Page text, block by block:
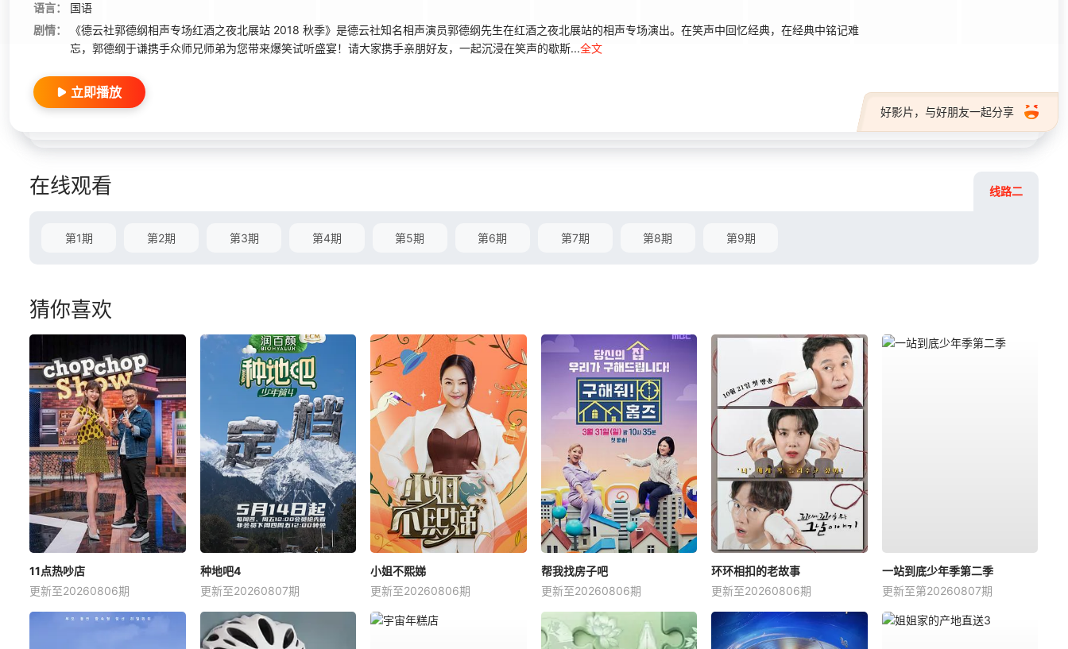
语言：
国语
剧情：
《德云社郭德纲相声专场红酒之夜北展站 2018 秋季》是德云社知名相声演员郭德纲先生在红酒之夜北展站的相声专场演出。在笑声中回忆经典，在经典中铭记难
忘，郭德纲于谦携手众师兄师弟为您带来爆笑试听盛宴！请大家携手亲朋好友，一起沉浸在笑声的歇斯...全文
好影片，与好朋友一起分享
立即播放
在线观看 线路二
第1期 第2期 第3期 第4期 第5期 第6期 第7期 第8期 第9期
猜你喜欢
11点热吵店
更新至20260806期
种地吧4
更新至20260807期
小姐不熙娣
更新至20260806期
帮我找房子吧
更新至20260806期
环环相扣的老故事
更新至20260806期
一站到底少年季第二季
更新至第20260807期